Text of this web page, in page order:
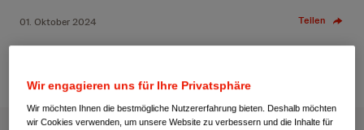
01. Oktober 2024 Teilen
Wir engagieren uns für Ihre Privatsphäre
Wir möchten Ihnen die bestmögliche Nutzererfahrung bieten. Deshalb möchten
wir Cookies verwenden, um unsere Website zu verbessern und die Inhalte für